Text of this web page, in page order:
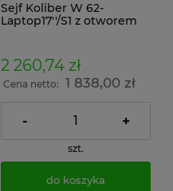
Sejf Koliber W 62-
Laptop17''/S1 z otworem
2 260,74 zł
Cena netto: 1 838,00 zł
- +
szt.
do koszyka